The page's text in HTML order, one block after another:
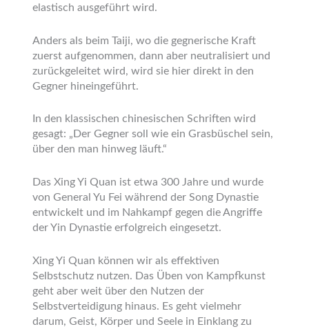
elastisch ausgeführt wird.
Anders als beim Taiji, wo die gegnerische Kraft
zuerst aufgenommen, dann aber neu­tralisiert und
zurückgeleitet wird, wird sie hier direkt in den
Gegner hineingeführt.
In den klassischen chinesischen Schriften wird
gesagt: „Der Gegner soll wie ein Gras­büschel sein,
über den man hinweg läuft.“
Das Xing Yi Quan ist etwa 300 Jahre und wurde
von General Yu Fei während der Song Dynastie
entwickelt und im Nahkampf gegen die Angriffe
der Yin Dynastie erfolgreich eingesetzt.
Xing Yi Quan können wir als effektiven
Selbstschutz nutzen. Das Üben von Kampfkunst
geht aber weit über den Nutzen der
Selbstverteidigung hinaus. Es geht vielmehr
darum, Geist, Körper und Seele in Einklang zu